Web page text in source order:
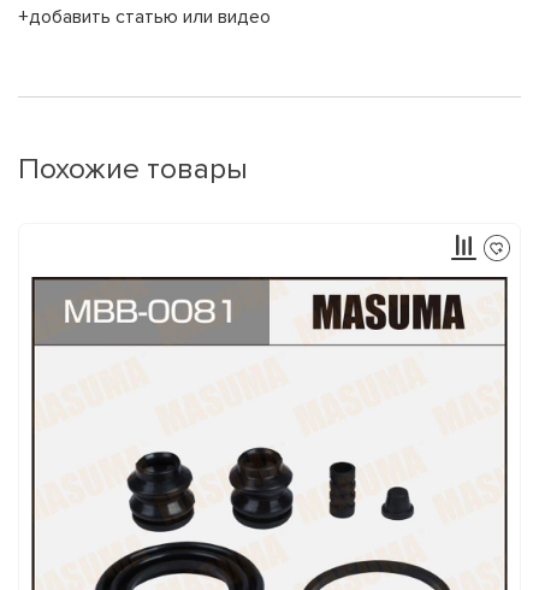
+добавить статью или видео
Похожие товары